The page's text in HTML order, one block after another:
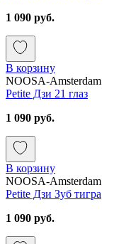
1 090 руб.
В корзину
NOOSA-Amsterdam
Petite Дзи 21 глаз
1 090 руб.
В корзину
NOOSA-Amsterdam
Petite Дзи Зуб тигра
1 090 руб.